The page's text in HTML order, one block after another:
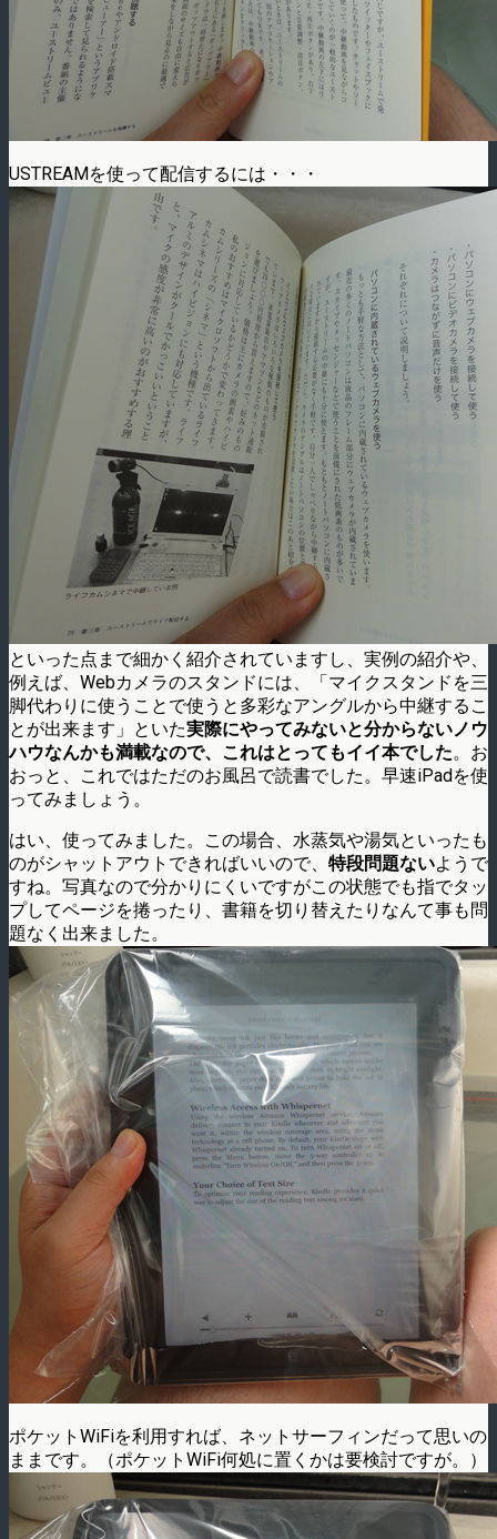
USTREAMを使って配信するには・・・
といった点まで細かく紹介されていますし、実例の紹介や、
例えば、Webカメラのスタンドには、「マイクスタンドを三
脚代わりに使うことで使うと多彩なアングルから中継するこ
とが出来ます」といた実際にやってみないと分からないノウ
ハウなんかも満載なので、これはとってもイイ本でした。お
おっと、これではただのお風呂で読書でした。早速iPadを使
ってみましょう。
はい、使ってみました。この場合、水蒸気や湯気といったも
のがシャットアウトできればいいので、 特段問題ないようで
すね。写真なので分かりにくいですがこの状態でも指でタッ
プしてページを捲ったり、書籍を切り替えたりなんて事も問
題なく出来ました。
ポケットWiFiを利用すれば、ネットサーフィンだって思いの
ままです。（ポケットWiFi何処に置くかは要検討ですが。）